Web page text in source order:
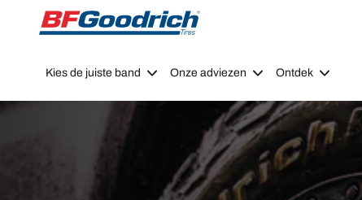
Go to page content
Go to page navigation
Kies de juiste band Onze adviezen Ontdek